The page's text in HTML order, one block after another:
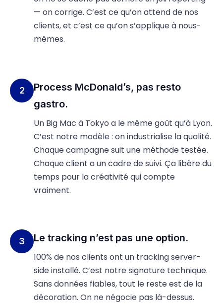
— on corrige. C’est ce qu’on attend de nos
clients, et c’est ce qu’on s’applique à nous-
mêmes.
2
Process McDonald’s, pas resto
gastro.
Un Big Mac à Tokyo a le même goût qu’à Lyon.
C’est notre modèle : on industrialise la qualité.
Chaque campagne suit une méthode testée.
Chaque client a un cadre de suivi. Ça libère du
temps pour la créativité qui compte
vraiment.
3 Le tracking n’est pas une option.
100% de nos clients ont un tracking server-
side installé. C’est notre signature technique.
Sans données fiables, tout le reste est de la
décoration. On ne négocie pas là-dessus.